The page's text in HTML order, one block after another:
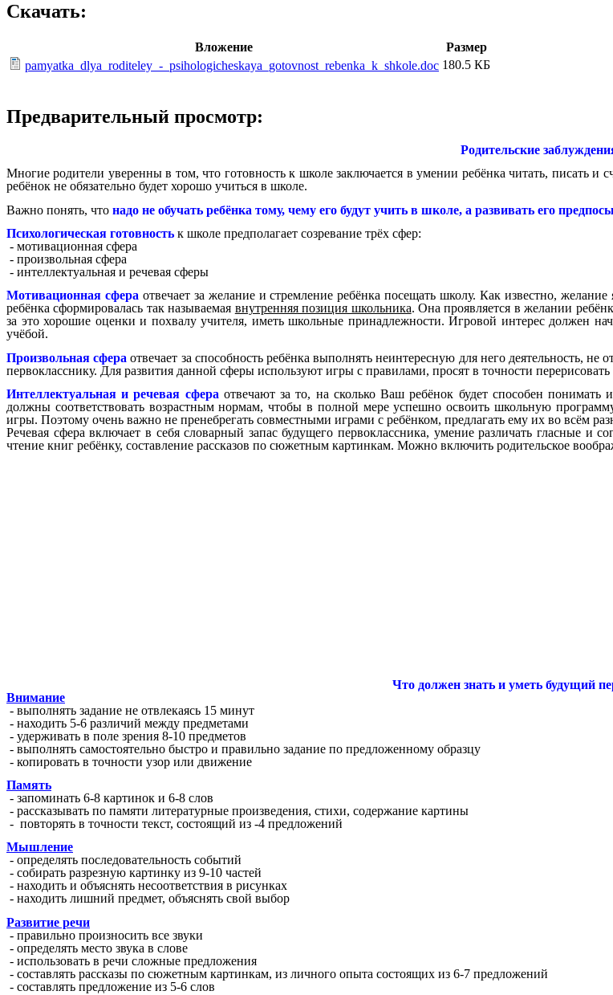
Скачать:
Вложение
Размер
pamyatka_dlya_roditeley_-_psihologicheskaya_gotovnost_rebenka_k_shkole.doc 180.5 КБ
Предварительный просмотр:
Родительские
Многие родители уверенны в том, что готовность к школе заключается в умении ребёнка читать, писать и
ребёнок не обязательно будет хорошо учиться в школе.
Важно понять, что надо не обучать ребёнка тому, чему его будут учить в школе, а развивать его
Психологическая готовность к школе предполагает созревание трёх сфер:
- мотивационная сфера
- произвольная сфера
- интеллектуальная и речевая сферы
Мотивационная сфераотвечает за желание и стремление ребёнка посещать школу. Как известно,
ребёнка сформировалась так называемая внутренняя позиция школьника. Она проявляется в желании
за это хорошие оценки и похвалу учителя, иметь школьные принадлежности. Игровой интерес должен
учёбой.
Произвольная сфера отвечает за способность ребёнка выполнять неинтересную для него деятельность,
первокласснику. Для развития данной сферы используют игры с правилами, просят в точности
Интеллектуальная и речевая сфера отвечают за то, на сколько Ваш ребёнок будет способен
должны соответствовать возрастным нормам, чтобы в полной мере успешно освоить школьную
игры. Поэтому очень важно не пренебрегать совместными играми с ребёнком, предлагать ему их во всём
Речевая сфера включает в себя словарный запас будущего первоклассника, умение различать гласные и
чтение книг ребёнку, составление рассказов по сюжетным картинкам. Можно включить родительское
Что должен знать и уметь будущий
Внимание
- выполнять задание не отвлекаясь 15 минут
- находить 5-6 различий между предметами
- удерживать в поле зрения 8-10 предметов
- выполнять самостоятельно быстро и правильно задание по предложенному образцу
- копировать в точности узор или движение
Память
- запоминать 6-8 картинок и 6-8 слов
- рассказывать по памяти литературные произведения, стихи, содержание картины
- повторять в точности текст, состоящий из -4 предложений
Мышление
- определять последовательность событий
- собирать разрезную картинку из 9-10 частей
- находить и объяснять несоответствия в рисунках
- находить лишний предмет, объяснять свой выбор
Развитие речи
- правильно произносить все звуки
- определять место звука в слове
- использовать в речи сложные предложения
- составлять рассказы по сюжетным картинкам, из личного опыта состоящих из 6-7 предложений
- составлять предложение из 5-6 слов